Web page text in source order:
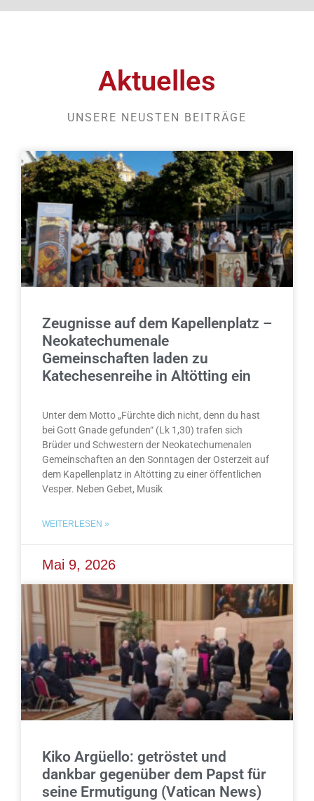
Aktuelles
UNSERE NEUSTEN BEITRÄGE
Zeugnisse auf dem Kapellenplatz –
Neokatechumenale
Gemeinschaften laden zu
Katechesenreihe in Altötting ein
Unter dem Motto „Fürchte dich nicht, denn du hast
bei Gott Gnade gefunden“ (Lk 1,30) trafen sich
Brüder und Schwestern der Neokatechumenalen
Gemeinschaften an den Sonntagen der Osterzeit auf
dem Kapellenplatz in Altötting zu einer öffentlichen
Vesper. Neben Gebet, Musik
WEITERLESEN »
Mai 9, 2026
Kiko Argüello: getröstet und
dankbar gegenüber dem Papst für
seine Ermutigung (Vatican News)